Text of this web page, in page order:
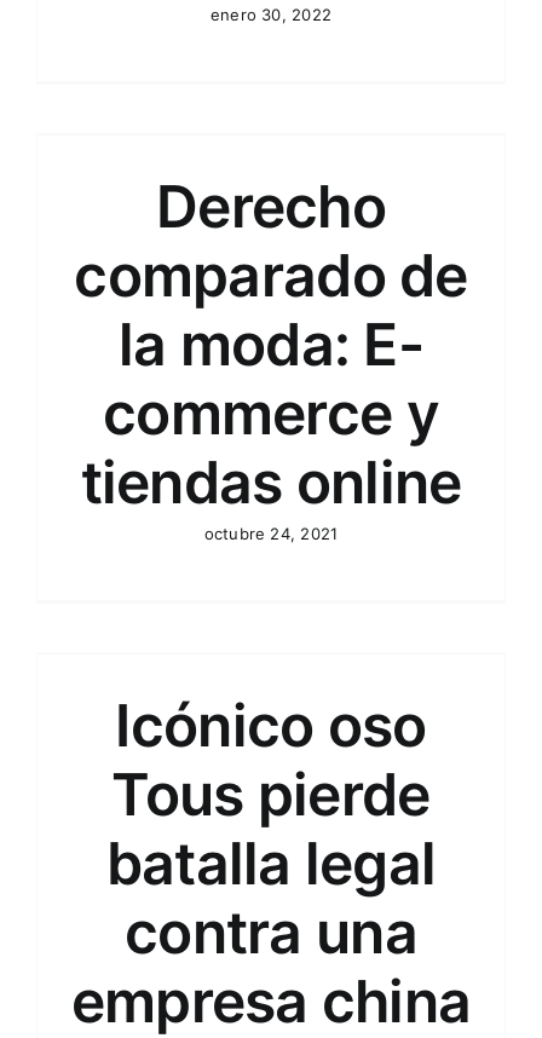
enero 30, 2022
Derecho
comparado de
la moda: E-
commerce y
tiendas online
octubre 24, 2021
Icónico oso
Tous pierde
batalla legal
contra una
empresa china